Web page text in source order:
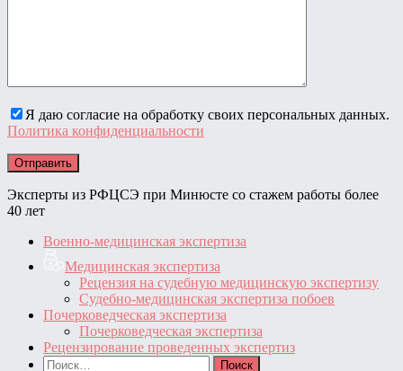
Я даю согласие на обработку своих персональных данных.
Политика конфиденциальности
Эксперты из РФЦСЭ при Минюсте со стажем работы более
40 лет
Военно-медицинская экспертиза
Медицинская экспертиза
Рецензия на судебную медицинскую экспертизу
Судебно-медицинская экспертиза побоев
Почерковедческая экспертиза
Почерковедческая экспертиза
Рецензирование проведенных экспертиз
Найти: